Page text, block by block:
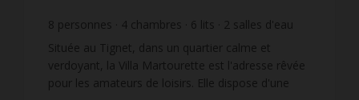
8 personnes 4 chambres 6 lits 2 salles d'eau
1
salle de bain wi-fi
Située au Tignet, dans un quartier calme et
verdoyant, la Villa Martourette est l'adresse rêvée
pour les amateurs de loisirs. Elle dispose d'une